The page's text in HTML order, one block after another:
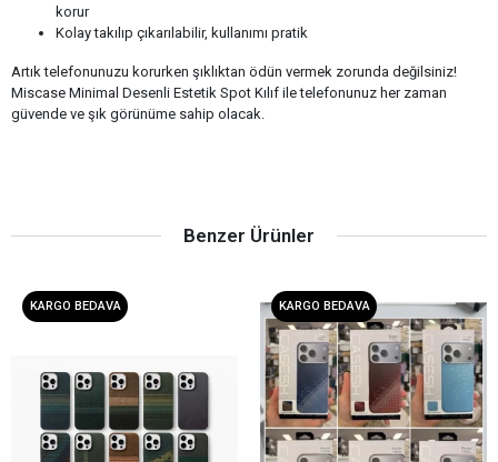
korur
Kolay takılıp çıkarılabilir, kullanımı pratik
Artık telefonunuzu korurken şıklıktan ödün vermek zorunda değilsiniz!
Miscase Minimal Desenli Estetik Spot Kılıf ile telefonunuz her zaman
güvende ve şık görünüme sahip olacak.
Benzer Ürünler
KARGO BEDAVA KARGO BEDAVA